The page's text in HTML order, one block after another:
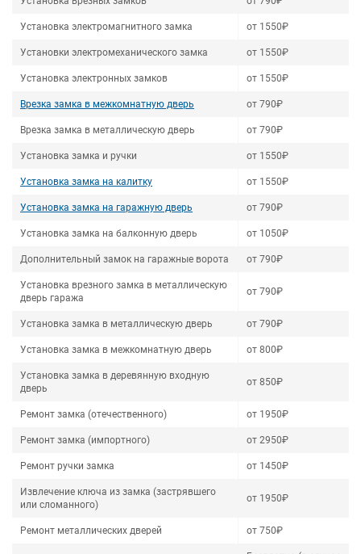
Установка электромагнитного замка от 1550₽
Установки электромеханического замка от 1550₽
Установка электронных замков от 1550₽
Врезка замка в межкомнатную дверь от 790₽
Врезка замка в металлическую дверь от 790₽
Установка замка и ручки от 1550₽
Установка замка на калитку от 1550₽
Установка замка на гаражную дверь от 790₽
Установка замка на балконную дверь от 1050₽
Дополнительный замок на гаражные ворота от 790₽
Установка врезного замка в металлическую
дверь гаража
от 790₽
Установка замка в металлическую дверь от 790₽
Установка замка в межкомнатную дверь от 800₽
Установка замка в деревянную входную
дверь
от 850₽
Ремонт замка (отечественного) от 1950₽
Ремонт замка (импортного) от 2950₽
Ремонт ручки замка от 1450₽
Извлечение ключа из замка (застрявшего
или сломанного)
от 1950₽
Ремонт металлических дверей от 750₽